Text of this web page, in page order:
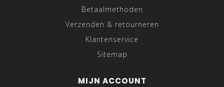
Betaalmethoden
Verzenden & retourneren
Klantenservice
Sitemap
MIJN ACCOUNT